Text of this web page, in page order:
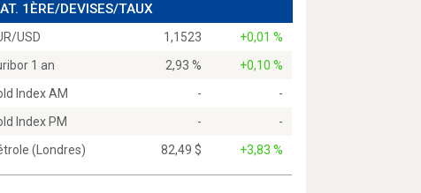
1ÈRE/DEVISES/TAUX
USD 1,1523
+0,01 %
1 an
2,93 %
+0,10 %
Index AM
-
-
Index PM
-
-
(Londres)
82,49 $ +3,83 %